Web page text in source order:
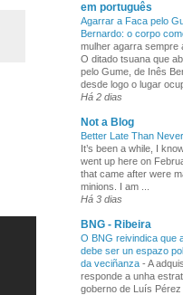
em português
Agarrar a Faca pelo
Bernardo: o corpo
mulher agarra sempre
O ditado tsuana que
pelo Gume, de Inês
desde logo o lugar
Há 2 dias
Not a Blog
Better Late Than Never
It’s been a while, I
went up here on
that came after were
minions. I am ...
Há 3 dias
BNG - Ribeira
O BNG reivindica que
debe ser un espazo
da veciñanza - A
responde a unha
goberno de Luís